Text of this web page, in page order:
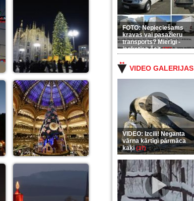
FOTO: Nepieciešams
kravas vai pasažieru
transports? Mierīgi -
ieskaties šeit(35)
VIDEO GALERIJAS
VIDEO: Izcili! Neganta
vārna kārtīgi pārmāca
kaķi(37)